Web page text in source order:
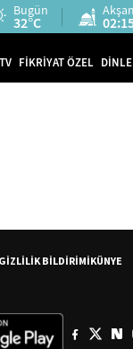
Bugün
32°C
FİKRİYAT ÖZEL DİNLE
BİLDİRİMİKÜNYE